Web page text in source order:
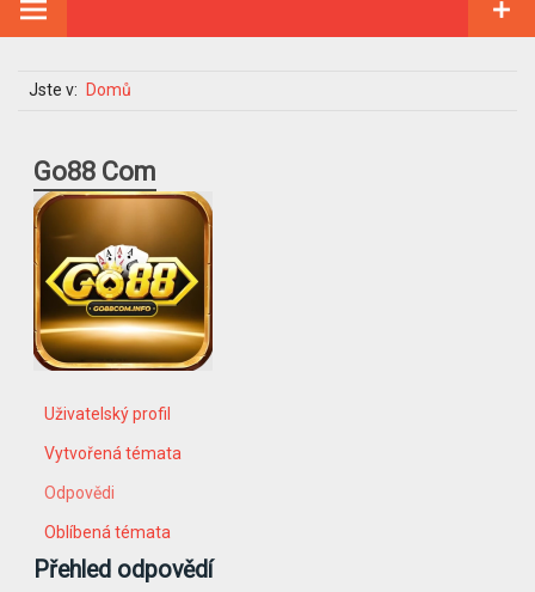
Jste v: Domů
Go88 Com
Uživatelský profil
Vytvořená témata
Odpovědi
Oblíbená témata
Přehled odpovědí